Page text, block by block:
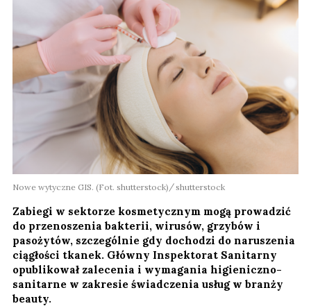
Nowe wytyczne GIS. (Fot. shutterstock) shutterstock
Zabiegi w sektorze kosmetycznym mogą prowadzić
do przenoszenia bakterii, wirusów, grzybów i
pasożytów, szczególnie gdy dochodzi do naruszenia
ciągłości tkanek. Główny Inspektorat Sanitarny
opublikował zalecenia i wymagania higieniczno-
sanitarne w zakresie świadczenia usług w branży
beauty.